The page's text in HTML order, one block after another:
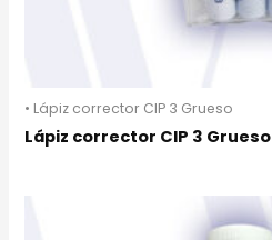
• Lápiz corrector CIP 3 Grueso
Lápiz corrector CIP 3 Grueso